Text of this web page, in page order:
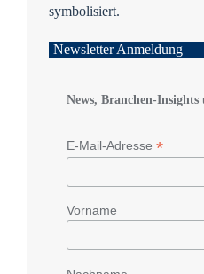
Newsletter Anmeldung
News, Branchen-Insights
E-Mail-Adresse *
Vorname